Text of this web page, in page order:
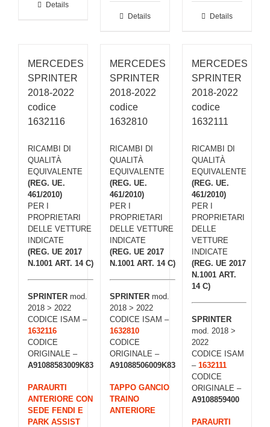
Details
Details Details
MERCEDES
SPRINTER
2018-2022
codice
1632116
RICAMBI DI
QUALITÀ
EQUIVALENTE
(REG. UE.
461/2010)
PER I
PROPRIETARI
DELLE VETTURE
INDICATE
(REG. UE 2017
N.1001 ART. 14 C)
SPRINTER mod.
2018 > 2022
CODICE ISAM –
1632116
CODICE
ORIGINALE –
A91088583009K83
PARAURTI
ANTERIORE CON
SEDE FENDI E
PARK ASSIST
MERCEDES
SPRINTER
2018-2022
codice
1632810
RICAMBI DI
QUALITÀ
EQUIVALENTE
(REG. UE.
461/2010)
PER I
PROPRIETARI
DELLE VETTURE
INDICATE
(REG. UE 2017
N.1001 ART. 14 C)
SPRINTER mod.
2018 > 2022
CODICE ISAM –
1632810
CODICE
ORIGINALE –
A91088506009K83
TAPPO GANCIO
TRAINO
ANTERIORE
MERCEDES
SPRINTER
2018-2022
codice
1632111
RICAMBI DI
QUALITÀ
EQUIVALENTE
(REG. UE.
461/2010)
PER I
PROPRIETARI
DELLE
VETTURE
INDICATE
(REG. UE 2017
N.1001 ART.
14 C)
SPRINTER
mod. 2018 >
2022
CODICE ISAM
– 1632111
CODICE
ORIGINALE –
A9108859400
PARAURTI